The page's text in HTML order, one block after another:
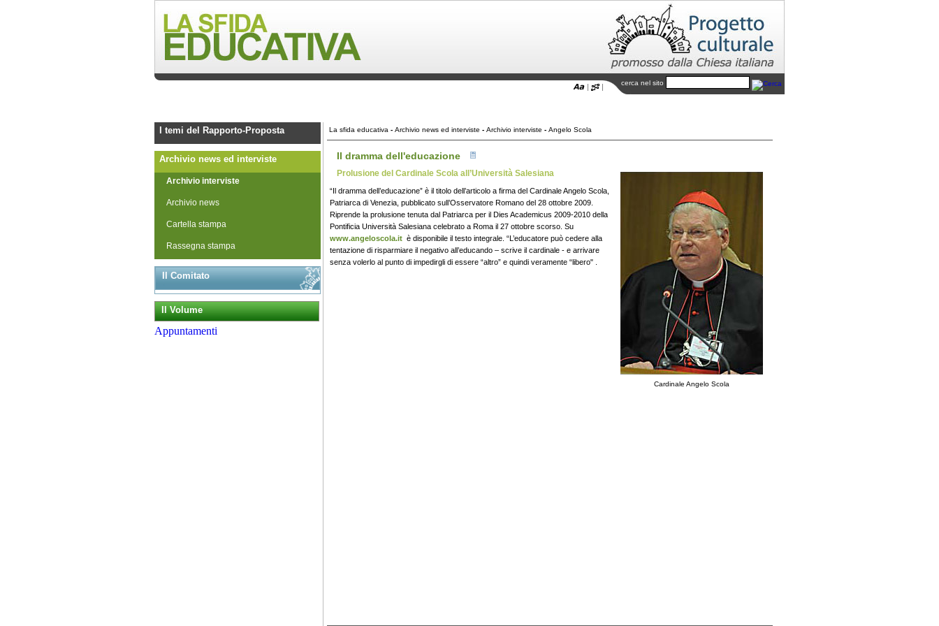
cerca nel sito
I temi del Rapporto-Proposta
Archivio news ed interviste
Archivio interviste
Archivio news
Cartella stampa
Rassegna stampa
Il Comitato
Il Volume
Appuntamenti
La sfida educativa - Archivio news ed interviste - Archivio interviste - Angelo Scola
Il dramma dell'educazione
Cardinale Angelo Scola
Prolusione del Cardinale Scola all’Università Salesiana
“Il dramma dell’educazione” è il titolo dell’articolo a firma del Cardinale Angelo Scola,
Patriarca di Venezia, pubblicato sull’Osservatore Romano del 28 ottobre 2009.
Riprende la prolusione tenuta dal Patriarca per il Dies Academicus 2009-2010 della
Pontificia Università Salesiana celebrato a Roma il 27 ottobre scorso. Su
www.angeloscola.it è disponibile il testo integrale. “L’educatore può cedere alla
tentazione di risparmiare il negativo all’educando – scrive il cardinale - e arrivare
senza volerlo al punto di impedirgli di essere “altro” e quindi veramente “libero" .